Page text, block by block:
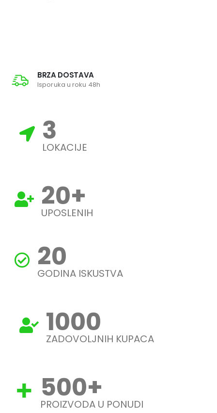
BRZA DOSTAVA
Isporuka u roku 48h
3
LOKACIJE
20+
UPOSLENIH
20
GODINA ISKUSTVA
1000
ZADOVOLJNIH KUPACA
500+
PROIZVODA U PONUDI